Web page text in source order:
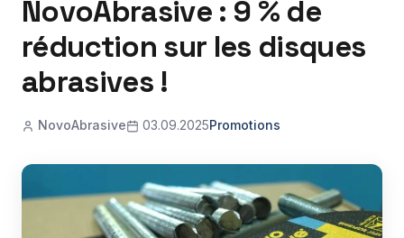
NovoAbrasive : 9 % de
réduction sur les disques
abrasives !
NovoAbrasive 03.09.2025Promotions